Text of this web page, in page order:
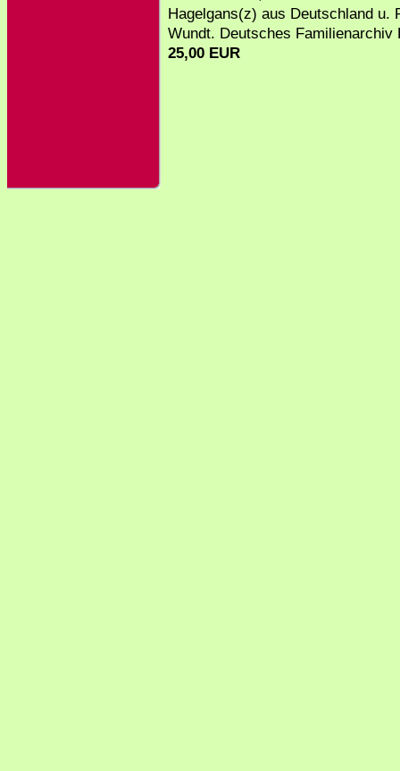
Hagelgans(z) aus Deutschland u.
Wundt. Deutsches Familienarchiv
25,00 EUR